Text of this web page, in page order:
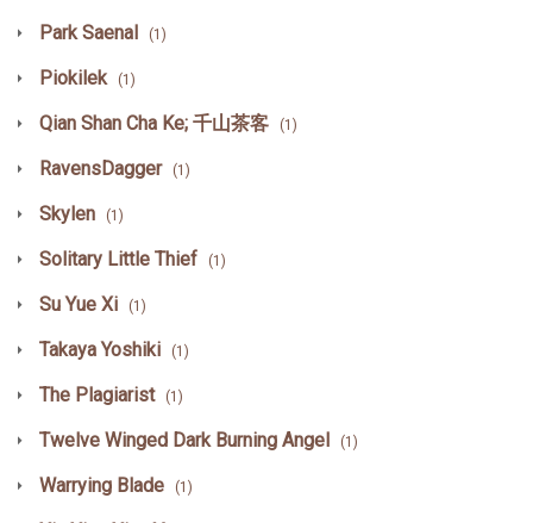
Park Saenal (1)
Piokilek (1)
Qian Shan Cha Ke; 千山茶客 (1)
RavensDagger (1)
Skylen (1)
Solitary Little Thief (1)
Su Yue Xi (1)
Takaya Yoshiki (1)
The Plagiarist (1)
Twelve Winged Dark Burning Angel (1)
Warrying Blade (1)